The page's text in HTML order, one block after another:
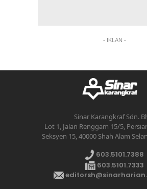
- IKLAN -
Sinar Karangkraf Sdn.
Lot 1, Jalan Renggam 15/5,
Seksyen 15, 40000 Shah Alam
603.5101.7388
603.5101.7333